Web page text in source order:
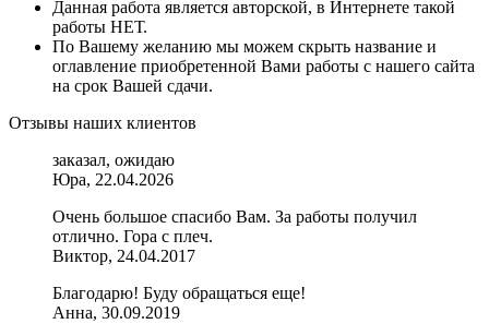
Данная работа является авторской, в Интернете такой
работы НЕТ.
По Вашему желанию мы можем скрыть название и
оглавление приобретенной Вами работы с нашего сайта
на срок Вашей сдачи.
Отзывы наших клиентов
заказал, ожидаю
Юра, 22.04.2026
Очень большое спасибо Вам. За работы получил
отлично. Гора с плеч.
Виктор, 24.04.2017
Благодарю! Буду обращаться еще!
Анна, 30.09.2019